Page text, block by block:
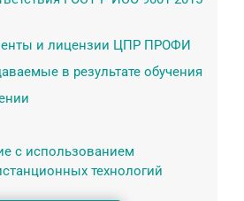
и лицензии ЦПР ПРОФИ
в результате обучения
с использованием
технологий